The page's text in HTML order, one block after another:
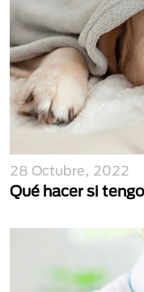
28 Octubre, 2022
Qué hacer si